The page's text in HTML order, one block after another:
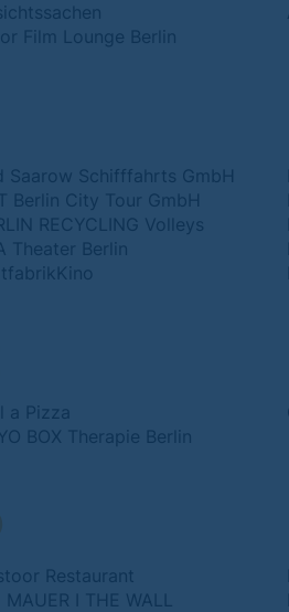
Film Lounge Berlin
Saarow Schifffahrts GmbH
Berlin City Tour GmbH
RECYCLING Volleys
Theater Berlin
a Pizza
BOX Therapie Berlin
Restaurant
MAUER I THE WALL